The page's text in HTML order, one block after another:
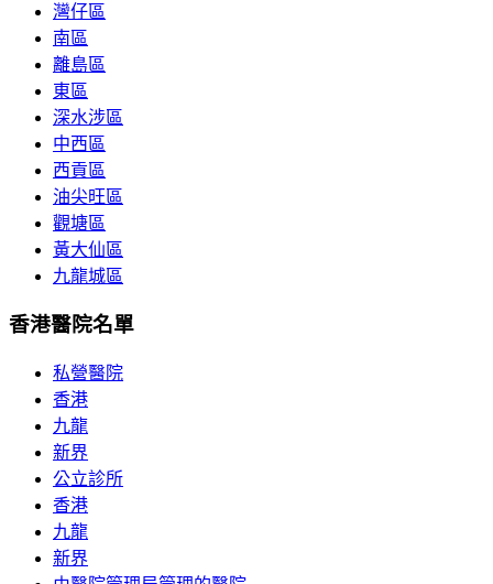
灣仔區
南區
離島區
東區
深水涉區
中西區
西貢區
油尖旺區
觀塘區
黃大仙區
九龍城區
香港醫院名單
私營醫院
香港
九龍
新界
公立診所
香港
九龍
新界